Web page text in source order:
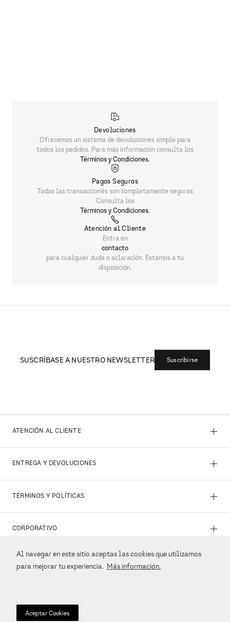
Al navegar en este sitio aceptas las cookies que utilizamos
para mejorar tu experiencia. Más información.
Aceptar Cookies
Devoluciones
Ofrecemos un sistema de devoluciones simple para
todos los pedidos. Para más información consulta los
Términos y Condiciones.
Pagos Seguros
Todas las transacciones son completamente seguras
Consulta los
Términos y Condiciones.
Atención al Cliente
Entra en
contacto
para cualquier duda o aclaración. Estamos a tu
disposición.
SUSCRÍBASE A NUESTRO NEWSLETTER Suscribirse
ATENCIÓN AL CLIENTE +
ENTREGA Y DEVOLUCIONES +
TÉRMINOS Y POLÍTICAS +
CORPORATIVO +
REDES SOCIALES